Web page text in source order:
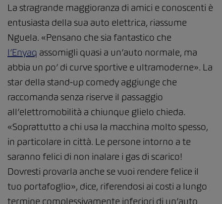
La stragrande maggioranza di amici e conoscenti è
entusiasta della sua auto elettrica, riassume
Nguela. «Pensano che sia fantastico che
l’Enyaq assomigli quasi a un’auto normale, ma
abbia un po’ di curve sportive e ultramoderne». La
star della stand-up comedy aggiunge che
raccomanda senza riserve il passaggio
all’elettromobilità a chiunque glielo chieda.
«Soprattutto a chi usa la macchina molto spesso,
in particolare in città. Le persone intorno a te
saranno felici di non inalare i gas di scarico!
Dovresti provarla anche se vuoi rendere felice il
tuo portafoglio», dice, riferendosi ai costi a lungo
termine complessivamente inferiori di un’auto